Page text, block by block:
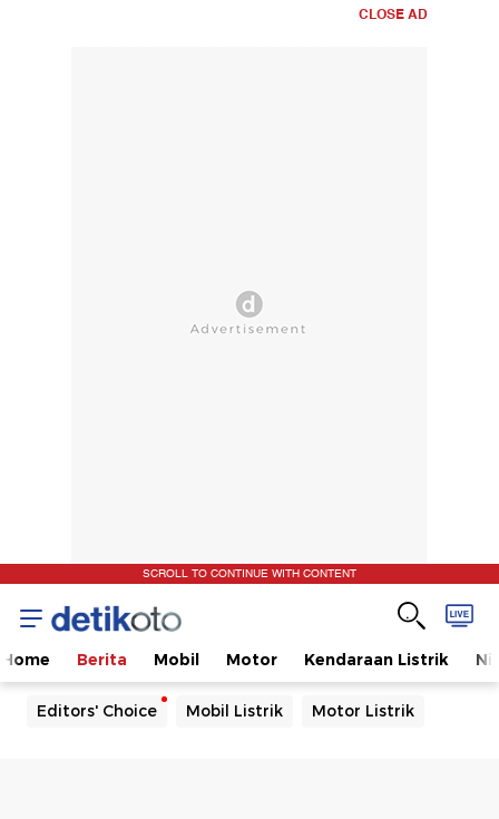
CLOSE AD
SCROLL TO CONTINUE WITH CONTENT
Home Berita Mobil Motor Kendaraan Listrik
Editors' Choice Mobil Listrik Motor Listrik